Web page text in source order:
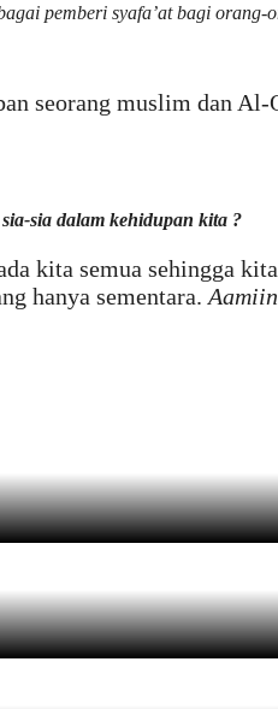
pemberi syafa’at bagi orang-
seorang muslim dan
sia dalam kehidupan kita ?
kita semua sehingga
hanya sementara.